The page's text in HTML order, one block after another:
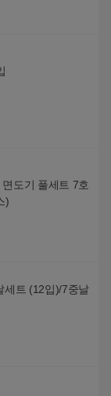
도기 풀세트 7호
)
세트 (12입)/7중날